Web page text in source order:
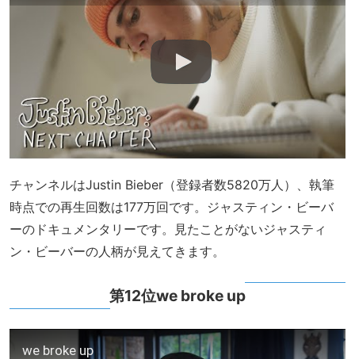
チャンネルはJustin Bieber（登録者数5820万人）、執筆
時点での再生回数は177万回です。ジャスティン・ビーバ
ーのドキュメンタリーです。見たことがないジャスティ
ン・ビーバーの人柄が見えてきます。
第12位we broke up
we broke up